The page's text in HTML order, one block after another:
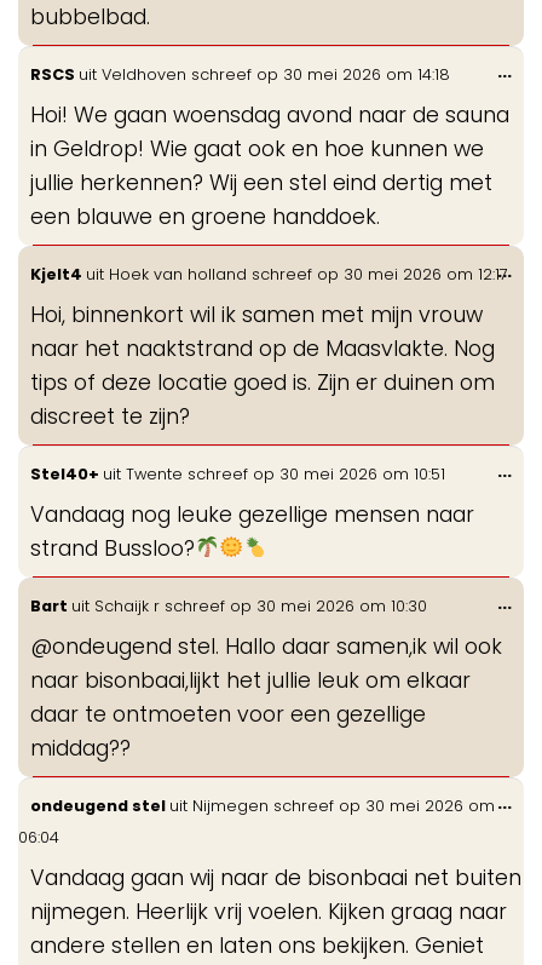
bubbelbad.
RSCS uit Veldhoven schreef op 30 mei 2026 om 14:18
Hoi! We gaan woensdag avond naar de sauna
in Geldrop! Wie gaat ook en hoe kunnen we
jullie herkennen? Wij een stel eind dertig met
een blauwe en groene handdoek.
...
Kjelt4 uit Hoek van holland schreef op 30 mei 2026 om 12:17
Hoi, binnenkort wil ik samen met mijn vrouw
naar het naaktstrand op de Maasvlakte. Nog
tips of deze locatie goed is. Zijn er duinen om
discreet te zijn?
...
Stel40+ uit Twente schreef op 30 mei 2026 om 10:51
Vandaag nog leuke gezellige mensen naar
strand Bussloo?
...
Bart uit Schaijk r schreef op 30 mei 2026 om 10:30
@ondeugend stel. Hallo daar samen,ik wil ook
naar bisonbaai,lijkt het jullie leuk om elkaar
daar te ontmoeten voor een gezellige
middag??
...
ondeugend stel uit Nijmegen schreef op 30 mei 2026 om
06:04
Vandaag gaan wij naar de bisonbaai net buiten
nijmegen. Heerlijk vrij voelen. Kijken graag naar
andere stellen en laten ons bekijken. Geniet
...